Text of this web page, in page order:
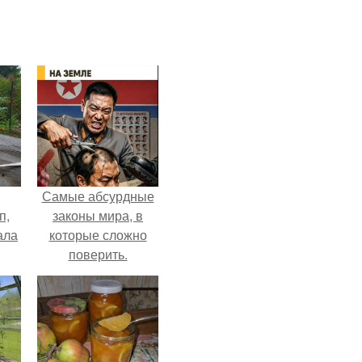
Самые абсурдные
законы мира, в
которые сложно
поверить.